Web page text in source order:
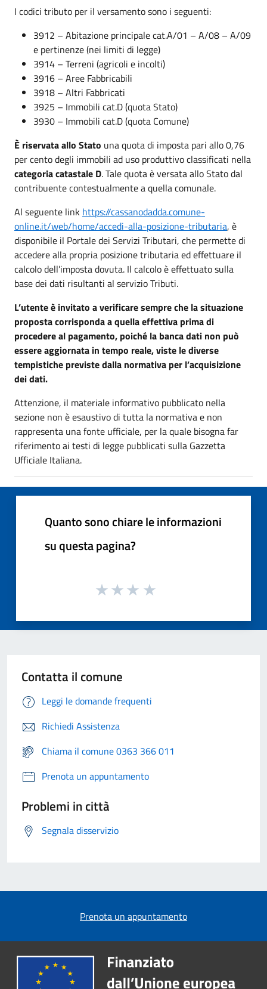
I codici tributo per il versamento sono i seguenti:
3912 – Abitazione principale cat.A/01 – A/08 – A/09
e pertinenze (nei limiti di legge)
3914 – Terreni (agricoli e incolti)
3916 – Aree Fabbricabili
3918 – Altri Fabbricati
3925 – Immobili cat.D (quota Stato)
3930 – Immobili cat.D (quota Comune)
È riservata allo Stato una quota di imposta pari allo 0,76
per cento degli immobili ad uso produttivo classificati nella
categoria catastale D. Tale quota è versata allo Stato dal
contribuente contestualmente a quella comunale.
Al seguente link https://cassanodadda.comune-
online.it/web/home/accedi-alla-posizione-tributaria, è
disponibile il Portale dei Servizi Tributari, che permette di
accedere alla propria posizione tributaria ed effettuare il
calcolo dell’imposta dovuta. Il calcolo è effettuato sulla
base dei dati risultanti al servizio Tributi.
L’utente è invitato a verificare sempre che la situazione
proposta corrisponda a quella effettiva prima di
procedere al pagamento, poiché la banca dati non può
essere aggiornata in tempo reale, viste le diverse
tempistiche previste dalla normativa per l’acquisizione
dei dati.
Attenzione, il materiale informativo pubblicato nella
sezione non è esaustivo di tutta la normativa e non
rappresenta una fonte ufficiale, per la quale bisogna far
riferimento ai testi di legge pubblicati sulla Gazzetta
Ufficiale Italiana.
Quanto sono chiare le informazioni
su questa pagina?
Contatta il comune
Leggi le domande frequenti
Richiedi Assistenza
Chiama il comune 0363 366 011
Prenota un appuntamento
Problemi in città
Segnala disservizio
Prenota un appuntamento